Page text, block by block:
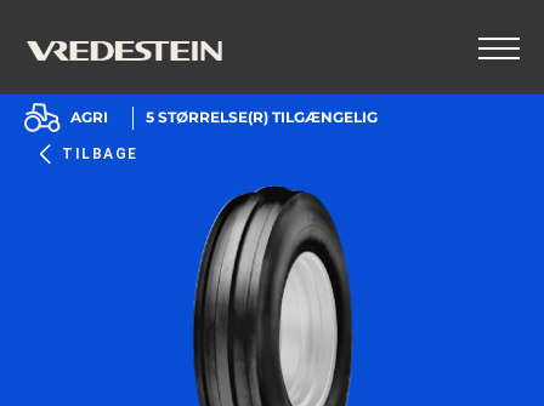
TILBAGE
AGRI 5 STØRRELSE(R) TILGÆNGELIG